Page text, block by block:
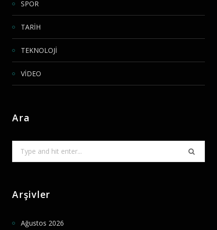
SPOR
TARİH
TEKNOLOJİ
VİDEO
Ara
Arşivler
Ağustos 2026